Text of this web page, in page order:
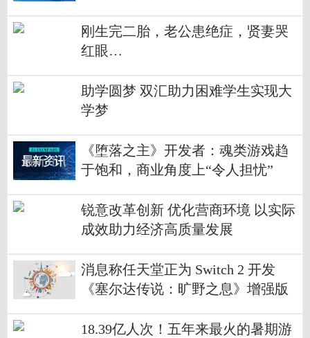
刚生完二胎，老公患绝症，贤妻哭
红眼…
助学圆梦 双汇助力困难学生实现大
学梦
《堕落之主》开发者：魂类游戏趋
于饱和，商业角度上“令人担忧”
锐意改革创新 优化营商环境 以实际
成效助力经济高质量发展
消息称任天堂正为 Switch 2 开发
《塞尔达传说：旷野之息》增强版
18.39亿人次！五年来最火的暑期游